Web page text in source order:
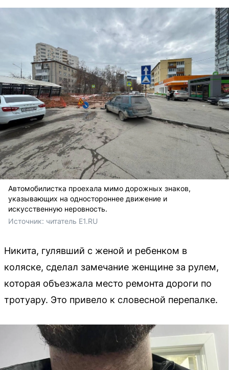
Автомобилистка проехала мимо дорожных знаков,
указывающих на одностороннее движение и
искусственную неровность.
Источник: читатель E1.RU
Никита, гулявший с женой и ребенком в
коляске, сделал замечание женщине за рулем,
которая объезжала место ремонта дороги по
тротуару. Это привело к словесной перепалке.